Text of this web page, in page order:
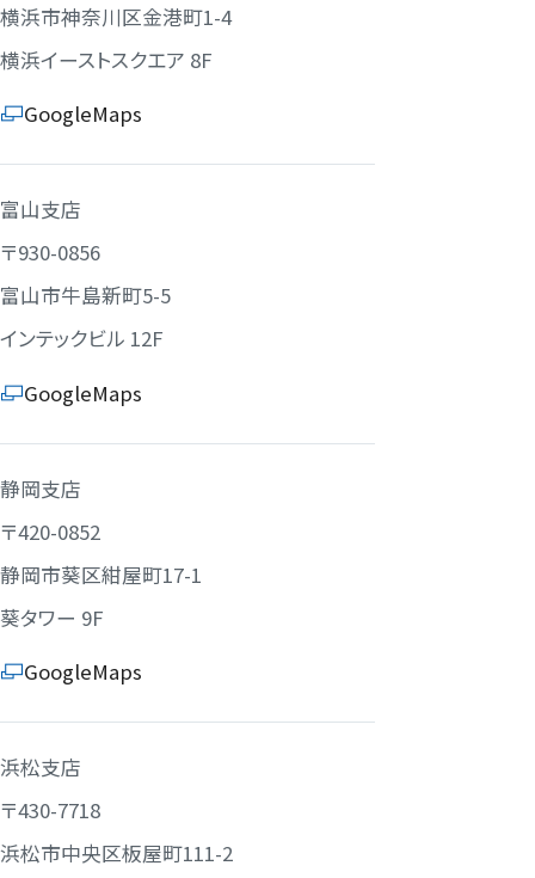
横浜市神奈川区金港町1-4
横浜イーストスクエア 8F
GoogleMaps
富山支店
〒930-0856
富山市牛島新町5-5
インテックビル 12F
GoogleMaps
静岡支店
〒420-0852
静岡市葵区紺屋町17-1
葵タワー 9F
GoogleMaps
浜松支店
〒430-7718
浜松市中央区板屋町111-2